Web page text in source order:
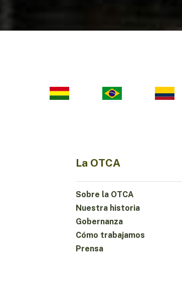
La OTCA
Sobre la OTCA
Nuestra historia
Gobernanza
Cómo trabajamos
Prensa